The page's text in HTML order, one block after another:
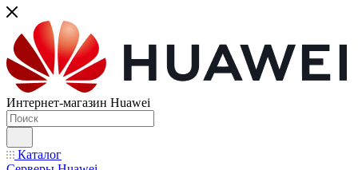
Интернет-магазин Huawei
Каталог